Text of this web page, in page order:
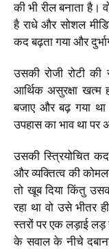
की भी रील बनाता है।
है राधे और सोशल
कद बढ़ता गया और
उसकी रोजी रोटी
आर्थिक असुरक्षा
बजाए और बढ़ गया
उपहास का भाव था पर
उसकी स्त्रियोचित
और व्यक्तित्व की
तो खूब दिया किंतु
रहा था वो उसे भीतर
स्तरों पर एक लड़ाई लड़
के सवाल के नीचे